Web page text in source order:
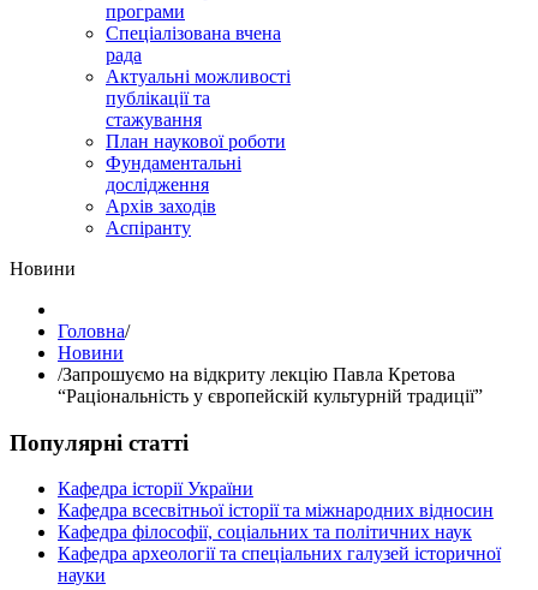
програми
Спеціалізована вчена
рада
Актуальні можливості
публікації та
стажування
План наукової роботи
Фундаментальні
дослідження
Архів заходів
Аспіранту
Hовини
Головна/
Hовини
/Запрошуємо на відкриту лекцію Павла Кретова
“Раціональність у європейскій культурній традиції”
Популярні статті
Кафедра історії України
Кафедра всесвітньої історії та міжнародних відносин
Кафедра філософії, соціальних та політичних наук
Кафедра археології та спеціальних галузей історичної
науки